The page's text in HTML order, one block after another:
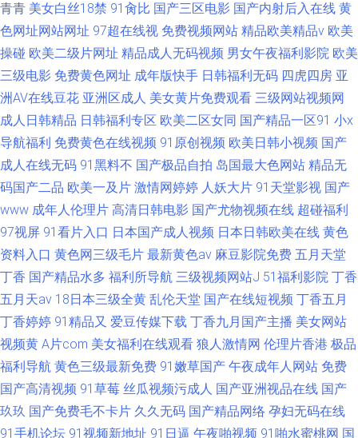
青青 美女白丝18禁 91肏比 国产三区电影 国产内射后入在线 黄
色网址网站网址 97超在线视 免费视频网站 精品欧美精品v 欧美
操碰 欧美二级片网址 精品成人无码视频 男女午夜福利影院 欧美
三级电影 免费黄色网址 成年版快手 日韩福利无码 四虎四房 亚
洲AV在线豆花 亚洲区成人 美女黄片免费观看 三级网站视频网
成人日韩精品 日韩福利专区 欧美二区女同 国产精品一区91 小x
导航福利 免费黄色在线视频 91原创视频 欧美日韩小视频 国产
成人在线无码 91黑料不 国产极品自拍 岛国最大色网站 精品无
码国产二品 欧美一及片 激情网婷婷 人妖大片 91天堂影视 国产
www 成年人伦理片 高清日韩电影 国产尤物视频在线 超碰福利
97视屏 91看片入口 日本国产成人视频 日本日韩欧美在线 黄色
资料入口 黄色网三级毛片 最新黄色av 麻豆影院免费 五月天堂
丁香 国产精品水多 福利所导航 三级视频网站J 51福利影院 丁香
五月天av 18日本三级全黄 乱伦天堂 国产在线短视频 丁香五月
丁香婷婷 91精品又 爱豆传媒下载 丁香九月国产主播 美女网站
视频黄 A片com 美女福利在线观看 狼人激情网 伦理片香港 极品
福利导航 黄色三级最新免费 91嫩草国产 午夜成年人网站 免费
国产高清视频 91草莓 丝瓜视频污成人 国产亚洲视品在线 国产
玖玖 国产免费毛不卡片 久久无码 国产精品网络 孕妇无码在线
91手机论坛 91视频新地址 91日逼 午夜啪视频 91啪水蜜桃网 国